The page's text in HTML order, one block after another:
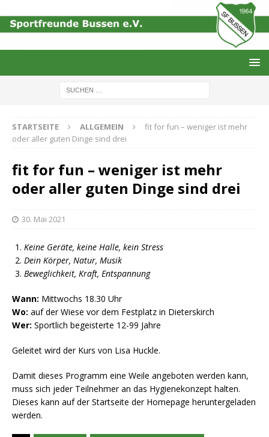
STARTSEITE ALLGEMEIN
fit for fun – weniger ist mehr
oder aller guten Dinge sind drei
fit for fun – weniger ist mehr
oder aller guten Dinge sind drei
30. Mai 2021
Keine Geräte, keine Halle, kein Stress
Dein Körper, Natur, Musik
Beweglichkeit, Kraft, Entspannung
Wann: Mittwochs 18.30 Uhr
Wo: auf der Wiese vor dem Festplatz in Dieterskirch
Wer: Sportlich begeisterte 12-99 Jahre
Geleitet wird der Kurs von Lisa Huckle.
Damit dieses Programm eine Weile angeboten werden kann,
muss sich jeder Teilnehmer an das Hygienekonzept halten.
Dieses kann auf der Startseite der Homepage heruntergeladen
werden.